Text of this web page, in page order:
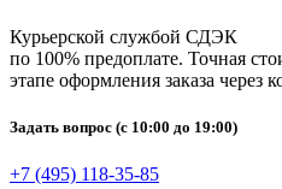
Курьерской службой СДЭК
по 100% предоплате. Точная
этапе оформления заказа через
Задать вопрос (с 10:00 до 19:00)
+7 (495) 118-35-85